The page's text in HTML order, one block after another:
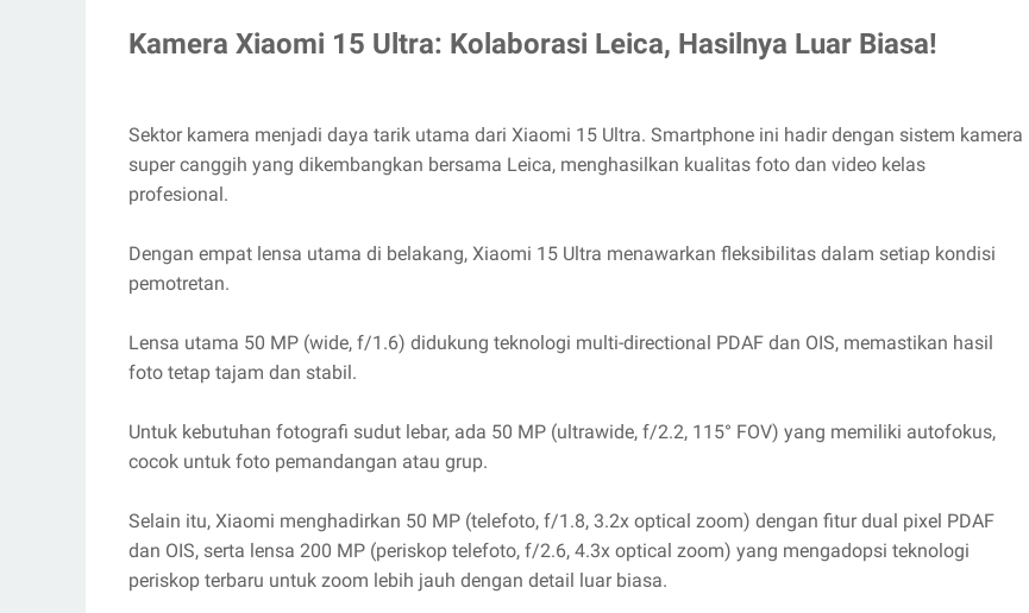
Kamera Xiaomi 15 Ultra: Kolaborasi Leica, Hasilnya Luar Biasa!
Sektor kamera menjadi daya tarik utama dari Xiaomi 15 Ultra. Smartphone ini hadir dengan sistem kamera
super canggih yang dikembangkan bersama Leica, menghasilkan kualitas foto dan video kelas
profesional.
Dengan empat lensa utama di belakang, Xiaomi 15 Ultra menawarkan fleksibilitas dalam setiap kondisi
pemotretan.
Lensa utama 50 MP (wide, f/1.6) didukung teknologi multi-directional PDAF dan OIS, memastikan hasil
foto tetap tajam dan stabil.
Untuk kebutuhan fotografi sudut lebar, ada 50 MP (ultrawide, f/2.2, 115° FOV) yang memiliki autofokus,
cocok untuk foto pemandangan atau grup.
Selain itu, Xiaomi menghadirkan 50 MP (telefoto, f/1.8, 3.2x optical zoom) dengan fitur dual pixel PDAF
dan OIS, serta lensa 200 MP (periskop telefoto, f/2.6, 4.3x optical zoom) yang mengadopsi teknologi
periskop terbaru untuk zoom lebih jauh dengan detail luar biasa.